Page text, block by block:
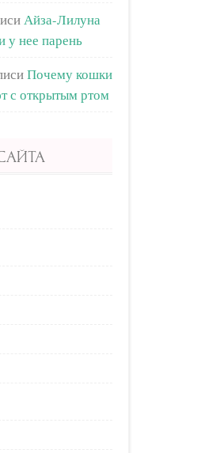
Айза-Лилуна
у нее парень
Почему кошки
с открытым ртом